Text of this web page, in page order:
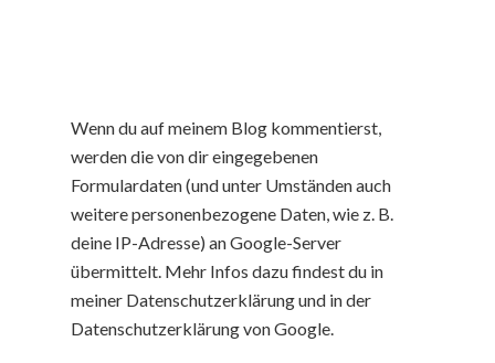
Wenn du auf meinem Blog kommentierst,
werden die von dir eingegebenen
Formulardaten (und unter Umständen auch
weitere personenbezogene Daten, wie z. B.
deine IP-Adresse) an Google-Server
übermittelt. Mehr Infos dazu findest du in
meiner Datenschutzerklärung und in der
Datenschutzerklärung von Google.